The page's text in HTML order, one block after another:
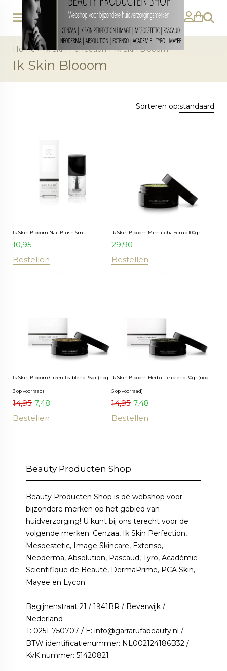
Home>Ik Skin Perfection>Ik Skin Blooom
Ik Skin Blooom
Sorteren op:standaard
Ik Skin Blooom Nail Blush 6ml
10,95
Bestellen
Ik Skin Blooom Mimatcha Scrub 100gr
29,90
Bestellen
Ik Skin Blooom Green Teablend 35gr (nog
3 op voorraad)
14,95 7,48
Bestellen
Ik Skin Blooom Herbal Teablend 30gr (nog
5 op voorraad)
14,95 7,48
Bestellen
Beauty Producten Shop
Beauty Producten Shop is dé webshop voor
bijzondere merken op het gebied van
huidverzorging! U kunt bij ons terecht voor de
volgende merken: Cenzaa, Ik Skin Perfection,
Mesoestetic, Image Skincare, Extenso,
Neoderma, Absolution, Pascaud, Tyro, Académie
Scientifique de Beauté, DermaPrime, PCA Skin,
Mayee en Lycon.
Begijnenstraat 21 / 1941BR / Beverwijk /
Nederland
T: 0251-750707 / E: info@garrarufabeauty.nl /
BTW identificatienummer: NL002124186B32 /
KvK nummer: 51420821